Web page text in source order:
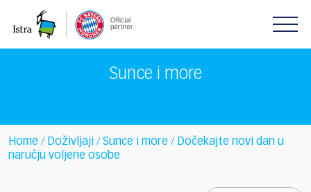
note:
Sunce i more
Home / Doživljaji / Sunce i more / Dočekajte novi dan u
naručju voljene osobe